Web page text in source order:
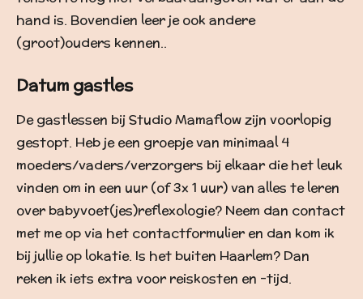
hand is. Bovendien leer je ook andere
(groot)ouders kennen..
Datum gastles
De gastlessen bij Studio Mamaflow zijn voorlopig
gestopt. Heb je een groepje van minimaal 4
moeders/vaders/verzorgers bij elkaar die het leuk
vinden om in een uur (of 3x 1 uur) van alles te leren
over babyvoet(jes)reflexologie? Neem dan contact
met me op via het contactformulier en dan kom ik
bij jullie op lokatie. Is het buiten Haarlem? Dan
reken ik iets extra voor reiskosten en -tijd.